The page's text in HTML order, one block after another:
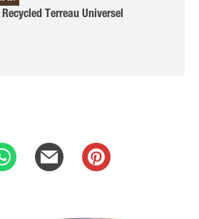
Terreau Universel